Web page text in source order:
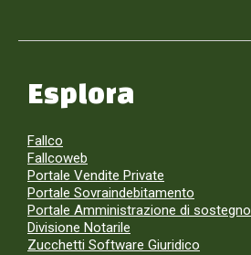
Esplora
Fallco
Fallcoweb
Portale Vendite Private
Portale Sovraindebitamento
Portale Amministrazione di sostegno
Divisione Notarile
Zucchetti Software Giuridico